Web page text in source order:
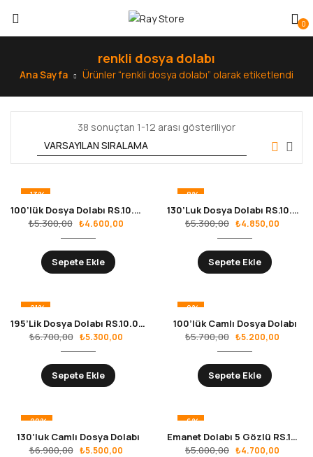
0
renkli dosya dolabı
Ana Sayfa Ürünler “renkli dosya dolabı” olarak etiketlendi
38 sonuçtan 1-12 arası gösteriliyor
-13%
100’lük Dosya Dolabı RS.10.02.03
₺5.300,00 ₺4.600,00
Sepete Ekle
-8%
130’Luk Dosya Dolabı RS.10.02.02
₺5.300,00 ₺4.850,00
Sepete Ekle
-21%
195’Lik Dosya Dolabı RS.10.02.01
₺6.700,00 ₺5.300,00
Sepete Ekle
-9%
100’lük Camlı Dosya Dolabı
₺5.700,00 ₺5.200,00
Sepete Ekle
-20%
130’luk Camlı Dosya Dolabı
₺6.900,00 ₺5.500,00
-6%
Emanet Dolabı 5 Gözlü RS.10.05.01
₺5.000,00 ₺4.700,00